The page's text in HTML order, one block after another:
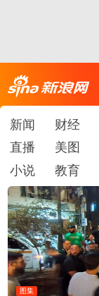
新闻 财经
直播
美图
小说
教育